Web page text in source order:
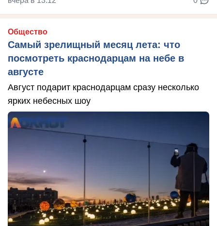
Общество
Самый зрелищный месяц лета: что
посмотреть краснодарцам на небе в
августе
Август подарит краснодарцам сразу несколько
ярких небесных шоу